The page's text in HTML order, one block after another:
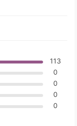
113
0
0
0
0